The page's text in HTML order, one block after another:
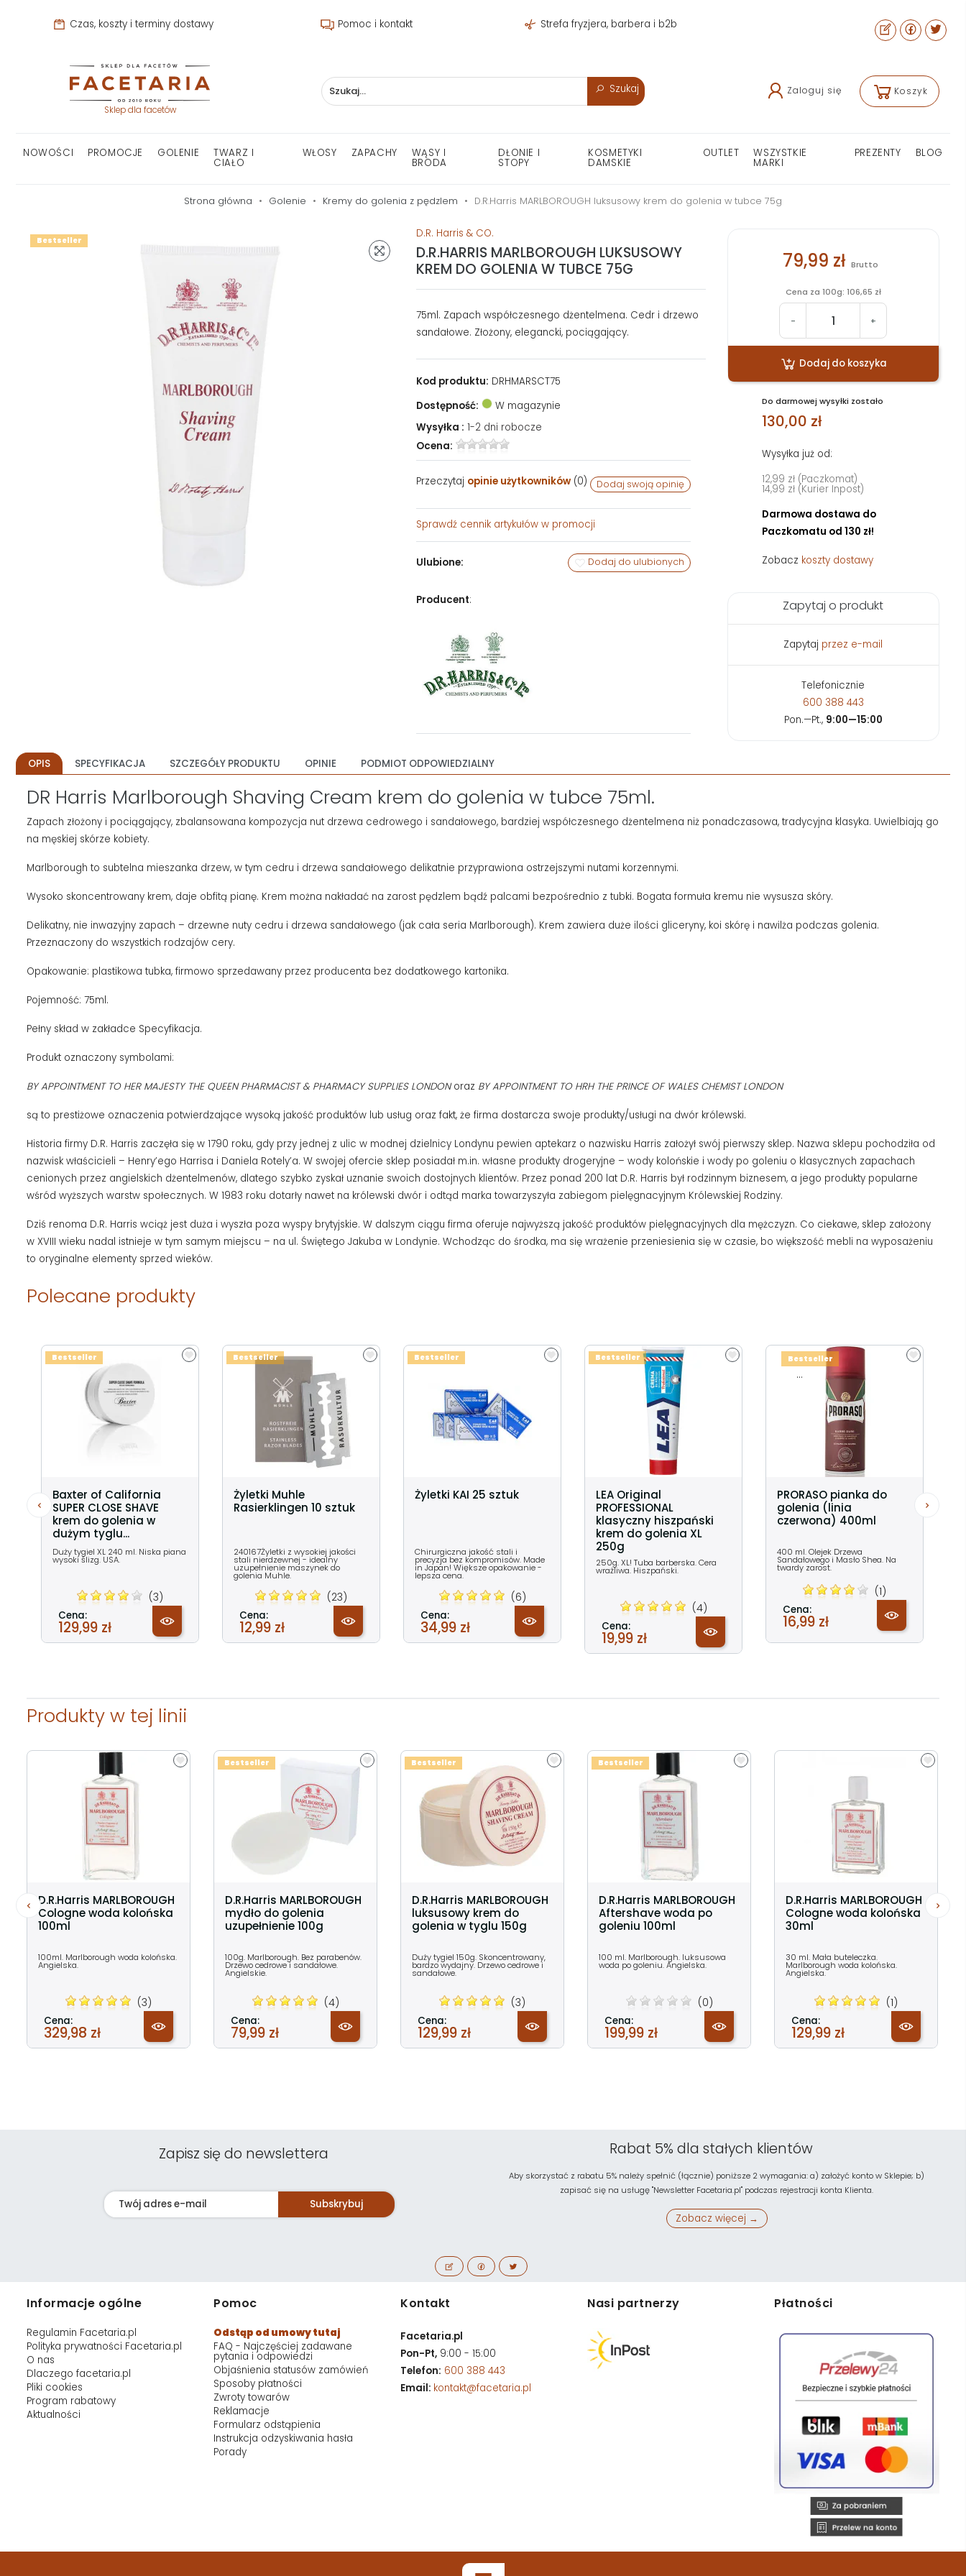
Czas, koszty i terminy dostawy Pomoc i kontakt Strefa fryzjera, barbera i b2b
Sklep dla facetów
Szukaj Zaloguj się Koszyk
NOWOŚCI PROMOCJE GOLENIE TWARZ I
CIAŁO
WŁOSY ZAPACHY WĄSY I
BRODA
DŁONIE I
STOPY
KOSMETYKI
DAMSKIE
OUTLET WSZYSTKIE
MARKI
PREZENTY BLOG
Strona główna Golenie Kremy do golenia z pędzlem D.R.Harris MARLBOROUGH luksusowy krem do golenia w tubce 75g
Bestseller
D.R. Harris & CO.
D.R.HARRIS MARLBOROUGH LUKSUSOWY
KREM DO GOLENIA W TUBCE 75G
75ml. Zapach współczesnego dżentelmena. Cedr i drzewo
sandałowe. Złożony, elegancki, pociągający.
Kod produktu: DRHMARSCT75
Dostępność:
W magazynie
Wysyłka : 1-2 dni robocze
Ocena:
Przeczytaj opinie użytkowników(0) Dodaj swoją opinię
Sprawdź cennik artykułów w promocji
Ulubione: Dodaj do ulubionych
Producent:
79,99 zł Brutto
Cena za 100g: 106,65 zł
- +
Dodaj do koszyka
Do darmowej wysyłki zostało
130,00 zł
Wysyłka już od:
12,99 zł (Paczkomat)
14,99 zł (Kurier Inpost)
Darmowa dostawa do
Paczkomatu od 130 zł!
Zobacz koszty dostawy
Zapytaj o produkt
Zapytaj przez e-mail
Telefonicznie
600 388 443
Pon.—Pt., 9:00—15:00
OPIS SPECYFIKACJA SZCZEGÓŁY PRODUKTU OPINIE PODMIOT ODPOWIEDZIALNY
DR Harris Marlborough Shaving Cream krem do golenia w tubce 75ml.
Zapach złożony i pociągający, zbalansowana kompozycja nut drzewa cedrowego i sandałowego, bardziej współczesnego dżentelmena niż ponadczasowa, tradycyjna klasyka. Uwielbiają go
na męskiej skórze kobiety.
Marlborough to subtelna mieszanka drzew, w tym cedru i drzewa sandałowego delikatnie przyprawiona ostrzejszymi nutami korzennymi.
Wysoko skoncentrowany krem, daje obfitą pianę. Krem można nakładać na zarost pędzlem bądź palcami bezpośrednio z tubki. Bogata formuła kremu nie wysusza skóry.
Delikatny, nie inwazyjny zapach – drzewne nuty cedru i drzewa sandałowego (jak cała seria Marlborough). Krem zawiera duże ilości gliceryny, koi skórę i nawilża podczas golenia.
Przeznaczony do wszystkich rodzajów cery.
Opakowanie: plastikowa tubka, firmowo sprzedawany przez producenta bez dodatkowego kartonika.
Pojemność: 75ml.
Pełny skład w zakładce Specyfikacja.
Produkt oznaczony symbolami:
BY APPOINTMENT TO HER MAJESTY THE QUEEN PHARMACIST & PHARMACY SUPPLIES LONDONoraz BY APPOINTMENT TO HRH THE PRINCE OF WALES CHEMIST LONDON
są to prestiżowe oznaczenia potwierdzające wysoką jakość produktów lub usług oraz fakt, że firma dostarcza swoje produkty/usługi na dwór królewski.
Historia firmy D.R. Harris zaczęła się w 1790 roku, gdy przy jednej z ulic w modnej dzielnicy Londynu pewien aptekarz o nazwisku Harris założył swój pierwszy sklep. Nazwa sklepu pochodziła od
nazwisk właścicieli – Henry’ego Harrisa i Daniela Rotely’a. W swojej ofercie sklep posiadał m.in. własne produkty drogeryjne – wody kolońskie i wody po goleniu o klasycznych zapachach
cenionych przez angielskich dżentelmenów, dlatego szybko zyskał uznanie swoich dostojnych klientów. Przez ponad 200 lat D.R. Harris był rodzinnym biznesem, a jego produkty popularne
wśród wyższych warstw społecznych. W 1983 roku dotarły nawet na królewski dwór i odtąd marka towarzyszyła zabiegom pielęgnacyjnym Królewskiej Rodziny.
Dziś renoma D.R. Harris wciąż jest duża i wyszła poza wyspy brytyjskie. W dalszym ciągu firma oferuje najwyższą jakość produktów pielęgnacyjnych dla mężczyzn. Co ciekawe, sklep założony
w XVIII wieku nadal istnieje w tym samym miejscu – na ul. Świętego Jakuba w Londynie. Wchodząc do środka, ma się wrażenie przeniesienia się w czasie, bo większość mebli na wyposażeniu
to oryginalne elementy sprzed wieków.
Polecane produkty
Baxter of California
SUPER CLOSE SHAVE
krem do golenia w
dużym tyglu...
Duży tygiel XL 240 ml. Niska piana
wysoki ślizg. USA.
(3)
Cena:
129,99 zł
Bestseller
Żyletki Muhle
Rasierklingen 10 sztuk
240167Żyletki z wysokiej jakości
stali nierdzewnej - idealny
uzupełnienie maszynek do
golenia Muhle.
(23)
Cena:
12,99 zł
Bestseller
Żyletki KAI 25 sztuk
Chirurgiczna jakość stali i
precyzja bez kompromisów. Made
in Japan! Większe opakowanie -
lepsza cena.
(6)
Cena:
34,99 zł
Bestseller
LEA Original
PROFESSIONAL
klasyczny hiszpański
krem do golenia XL
250g
250g. XL! Tuba barberska. Cera
wrażliwa. Hiszpański.
(4)
Cena:
19,99 zł
Bestseller
PRORASO pianka do
golenia (linia
czerwona) 400ml
400 ml. Olejek Drzewa
Sandałowego i Masło Shea. Na
twardy zarost.
...
(1)
Cena:
16,99 zł
Bestseller
Produkty w tej linii
D.R.Harris MARLBOROUGH
Cologne woda kolońska
100ml
100ml. Marlborough woda kolońska.
Angielska.
(3)
Cena:
329,98 zł
D.R.Harris MARLBOROUGH
mydło do golenia
uzupełnienie 100g
100g. Marlborough. Bez parabenów.
Drzewo cedrowe i sandałowe.
Angielskie.
(4)
Cena:
79,99 zł
Bestseller
D.R.Harris MARLBOROUGH
luksusowy krem do
golenia w tyglu 150g
Duży tygiel 150g. Skoncentrowany,
bardzo wydajny. Drzewo cedrowe i
sandałowe.
(3)
Cena:
129,99 zł
Bestseller
D.R.Harris MARLBOROUGH
Aftershave woda po
goleniu 100ml
100 ml. Marlborough. luksusowa
woda po goleniu. Angielska.
(0)
Cena:
199,99 zł
Bestseller
D.R.Harris MARLBOROUGH
Cologne woda kolońska
30ml
30 ml. Mała buteleczka.
Marlborough woda kolońska.
Angielska.
(1)
Cena:
129,99 zł
Zapisz się do newslettera
Subskrybuj
Rabat 5% dla stałych klientów
Aby skorzystać z rabatu 5% należy spełnić (łącznie) poniższe 2 wymagania: a) założyć konto w Sklepie; b)
zapisać się na usługę "Newsletter Facetaria.pl" podczas rejestracji konta Klienta.
Zobacz więcej →
Informacje ogólne
Regulamin Facetaria.pl
Polityka prywatności Facetaria.pl
O nas
Dlaczego facetaria.pl
Pliki cookies
Program rabatowy
Aktualności
Pomoc
Odstąp od umowy tutaj
FAQ - Najczęściej zadawane
pytania i odpowiedzi
Objaśnienia statusów zamówień
Sposoby płatności
Zwroty towarów
Reklamacje
Formularz odstąpienia
Instrukcja odzyskiwania hasła
Porady
Kontakt
Facetaria.pl
Pon-Pt, 9:00 - 15:00
Telefon: 600 388 443
Email: kontakt@facetaria.pl
Nasi partnerzy Płatności